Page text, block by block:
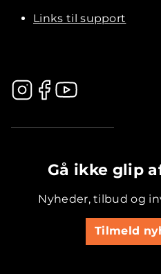
Links til support
Gå ikke glip
Nyheder, tilbud og
Tilmeld